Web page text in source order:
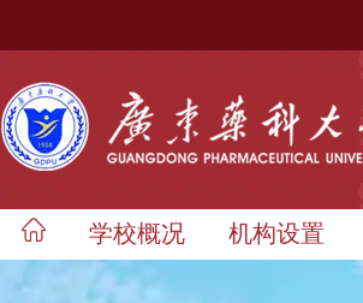
学校概况 机构设置